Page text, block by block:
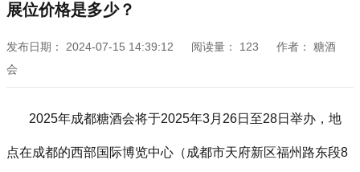
展位价格是多少？
发布日期： 2024-07-15 14:39:12 阅读量： 123 作者：
糖酒
会
2025年成都糖酒会将于2025年3月26日至28日举办，地
点在成都的西部国际博览中心（成都市天府新区福州路东段8